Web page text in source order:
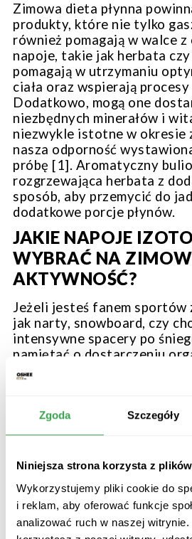
Zgoda Szczegóły
Niniejsza strona korzysta z
Wykorzystujemy pliki cookie do
i reklam, aby oferować funkcje
analizować ruch w naszej
Zimowa dieta płynna
produkty, które nie tylko
również pomagają w walce z
napoje, takie jak herbata
pomagają w utrzymaniu
ciała oraz wspierają
Dodatkowo, mogą one
niezbędnych minerałów i
niezwykle istotne w okresie
nasza odporność
próbę [1]. Aromatyczny
rozgrzewająca herbata z
sposób, aby przemycić do
dodatkowe porcje płynów.
JAKIE NAPOJE
WYBRAĆ NA
AKTYWNOŚĆ?
Jeżeli jesteś fanem sportów
jak narty, snowboard, czy
intensywne spacery po
pamiętać o dostarczeniu
więcej niż tylko wody.
izotoniczne na zimową
proporcje węglowodanów i
wyraźnie przyspiesza ich
warto wybierać te produkty,
lub podczas wyjazdów [1].
przywrócisz odpowiednią
elektrolitową i